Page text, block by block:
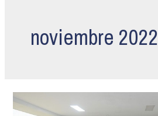
noviembre 2022